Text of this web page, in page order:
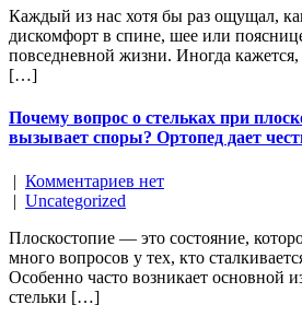
Каждый из нас хотя бы раз ощущал,
дискомфорт в спине, шее или
повседневной жизни. Иногда кажется,
[…]
Почему вопрос о стельках при
вызывает споры? Ортопед дает
| Комментариев нет
| Uncategorized
Плоскостопие — это состояние,
много вопросов у тех, кто
Особенно часто возникает основной
стельки […]